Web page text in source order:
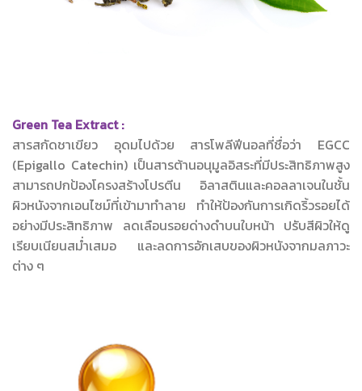
Green Tea Extract :
สารสกัดชาเขียว อุดมไปด้วย สารโพลีฟีนอลที่ชื่อว่า EGCC
(Epigallo Catechin) เป็นสารต้านอนุมูลอิสระที่มีประสิทธิภาพสูง
สามารถปกป้องโครงสร้างโปรตีน อิลาสตินและคอลลาเจนในชั้น
ผิวหนังจากเอนไซม์ที่เข้ามาทำลาย ทำให้ป้องกันการเกิดริ้วรอยได้
อย่างมีประสิทธิภาพ ลดเลือนรอยด่างดำบนใบหน้า ปรับสีผิวให้ดู
เรียบเนียนสม่ำเสมอ และลดการอักเสบของผิวหนังจากมลภาวะ
ต่าง ๆ